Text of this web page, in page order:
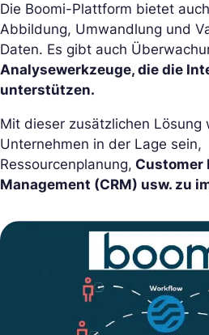
Die Boomi-Plattform bietet
Abbildung, Umwandlung und
Daten. Es gibt auch
Analysewerkzeuge, die die
unterstützen.
Mit dieser zusätzlichen Lösung
Unternehmen in der Lage sein,
Ressourcenplanung, Customer
Management (CRM) usw. zu